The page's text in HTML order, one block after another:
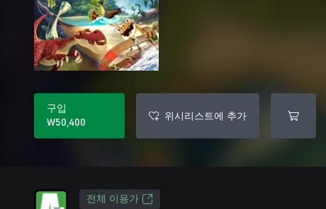
구입
₩50,400
위시리스트에 추가
전체 이용가